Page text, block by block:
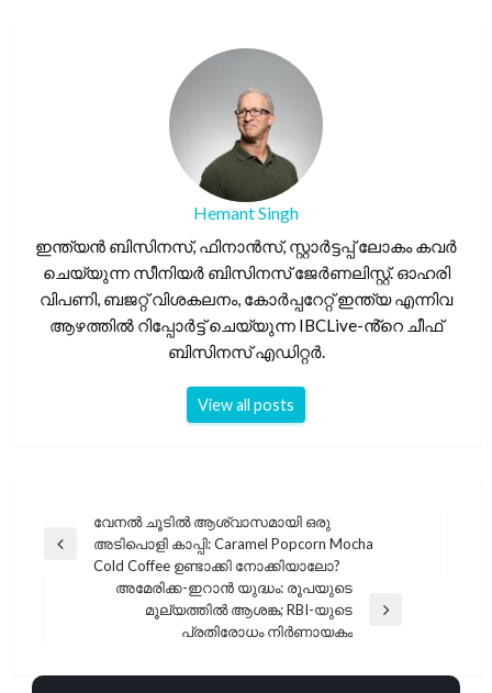
Hemant Singh
ഇന്ത്യൻ ബിസിനസ്, ഫിനാൻസ്, സ്റ്റാർട്ടപ്പ് ലോകം കവർ
ചെയ്യുന്ന സീനിയർ ബിസിനസ് ജേർണലിസ്റ്റ്. ഓഹരി
വിപണി, ബജറ്റ് വിശകലനം, കോർപ്പറേറ്റ് ഇന്ത്യ എന്നിവ
ആഴത്തിൽ റിപ്പോർട്ട് ചെയ്യുന്ന IBCLive-ൻ്റെ ചീഫ്
ബിസിനസ് എഡിറ്റർ.
View all posts
പോസ്റ്റുകളിലൂടെ
Previous
വേനൽ ചൂടിൽ ആശ്വാസമായി ഒരു
അടിപൊളി കാപ്പി: Caramel Popcorn Mocha
Cold Coffee ഉണ്ടാക്കി നോക്കിയാലോ?
അമേരിക്ക-ഇറാൻ യുദ്ധം: രൂപയുടെ
മൂല്യത്തിൽ ആശങ്ക; RBI-യുടെ
പ്രതിരോധം നിർണായകം